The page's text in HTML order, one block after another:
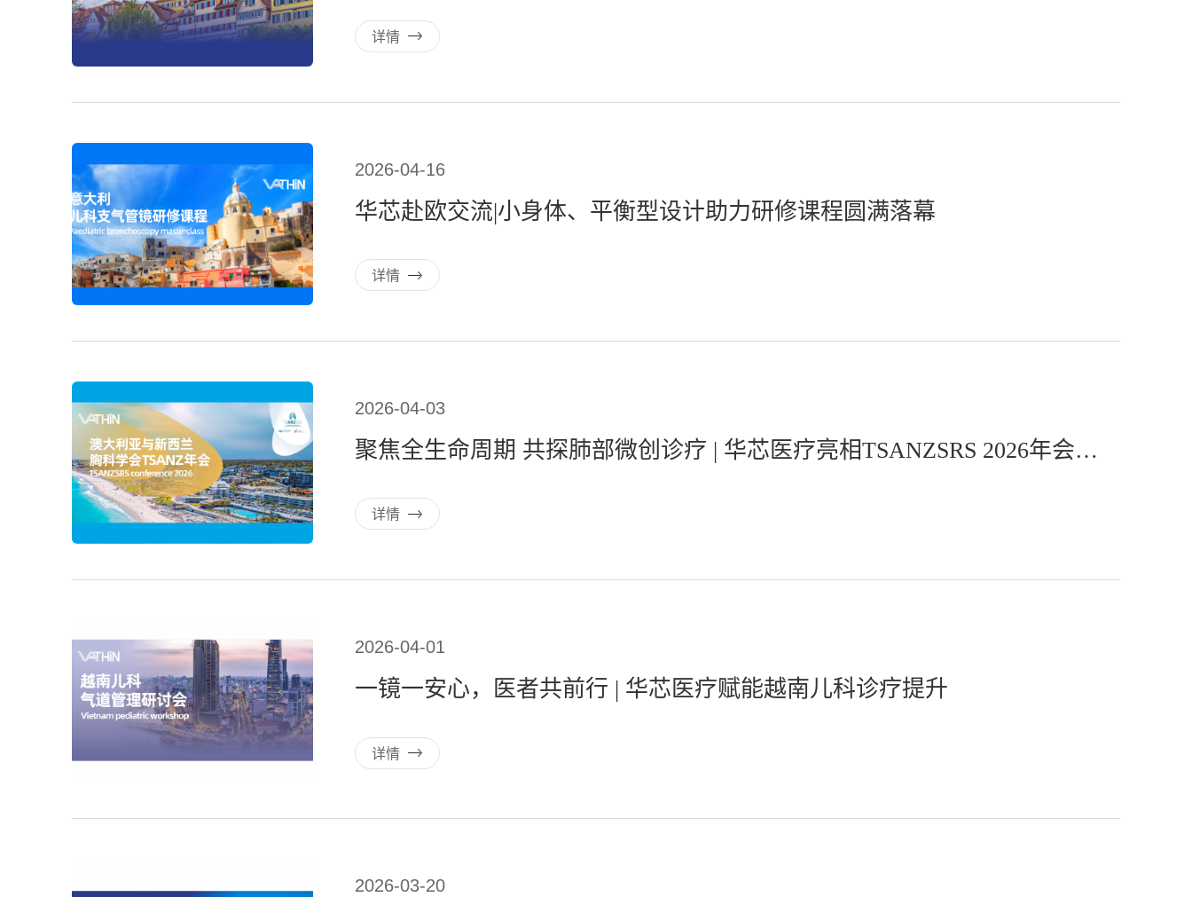
详情
2026-04-16
华芯赴欧交流|小身体、平衡型设计助力研修课程圆满落幕
详情
2026-04-03
聚焦全生命周期 共探肺部微创诊疗 | 华芯医疗亮相TSANZSRS 2026年会活动
详情
2026-04-01
一镜一安心，医者共前行 | 华芯医疗赋能越南儿科诊疗提升
详情
2026-03-20